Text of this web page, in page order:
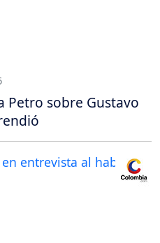
Petro sobre Gustavo